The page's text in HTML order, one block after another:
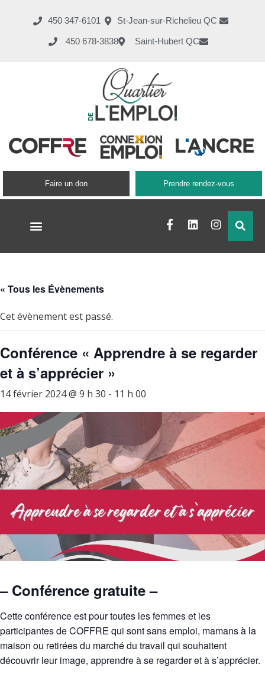
450 347-6101 St-Jean-sur-Richelieu QC
450 678-3838 Saint-Hubert QC
Faire un don Prendre rendez-vous
« Tous les Évènements
Cet évènement est passé.
Conférence « Apprendre à se regarder
et à s’apprécier »
14 février 2024 @ 9 h 30 - 11 h 00
– Conférence gratuite –
Cette conférence est pour toutes les femmes et les
participantes de COFFRE qui sont sans emploi, mamans à la
maison ou retirées du marché du travail qui souhaitent
découvrir leur image, apprendre à se regarder et à s’apprécier.